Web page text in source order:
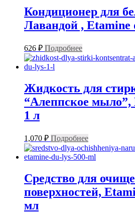
Кондиционер для
Лавандой , Etamine
626 ₽ Подробнее
Жидкость для
“Алеппское мыло”,
1 л
1,070 ₽ Подробнее
Средство для
поверхностей,
мл